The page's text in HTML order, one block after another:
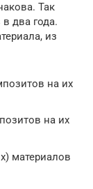
Так
два года.
из
на их
на их
материалов